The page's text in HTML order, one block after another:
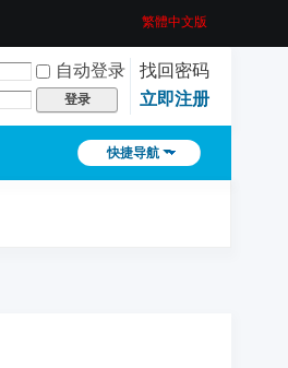
繁體中文版
自动登录
找回密码
登录 立即注册
快捷导航